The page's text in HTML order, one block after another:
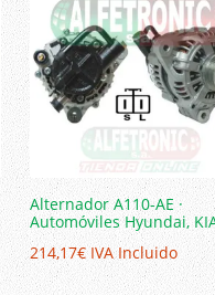
245,00€.196,02€.
Alternador A110-AE ·
Automóviles Hyundai,
214,17€ IVA Incluido